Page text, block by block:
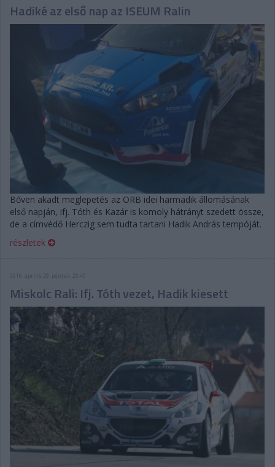
Hadiké az első nap az ISEUM Ralin
Bőven akadt meglepetés az ORB idei harmadik állomásának
első napján, ifj. Tóth és Kazár is komoly hátrányt szedett össze,
de a címvédő Herczig sem tudta tartani Hadik András tempóját.
részletek
2016. április 29. péntek, 20:40
Miskolc Rali: Ifj. Tóth vezet, Hadik kiesett